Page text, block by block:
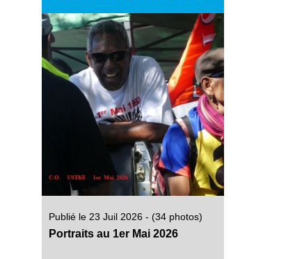
Publié le 23 Juil 2026 - (34 photos)
Portraits au 1er Mai 2026